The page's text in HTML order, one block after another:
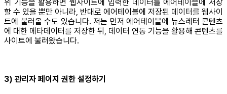
위 기능을 활용하면 웹사이트에 입력한 데이터를 에어테이블에 저장
할 수 있을 뿐만 아니라, 반대로 에어테이블에 저장된 데이터를 웹사이
트에 불러올 수도 있습니다. 저는 먼저 에어테이블에 뉴스레터 콘텐츠
에 대한 메타데이터를 저장한 뒤, 데이터 연동 기능을 활용해 콘텐츠를
사이트에 불러왔습니다.
3) 관리자 페이지 권한 설정하기